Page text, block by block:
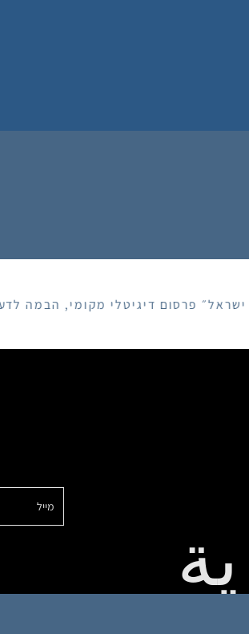
פרסום דיגיטלי מקומי, הבמה לדעות